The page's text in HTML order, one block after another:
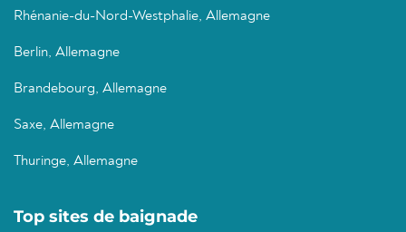
Rhénanie-du-Nord-Westphalie, Allemagne
Berlin, Allemagne
Brandebourg, Allemagne
Saxe, Allemagne
Thuringe, Allemagne
Top sites de baignade